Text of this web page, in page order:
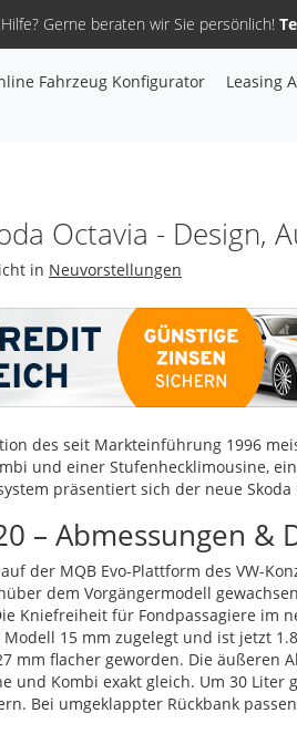
Gerne beraten wir Sie persönlich!
Fahrzeug Konfigurator Leasing
Octavia - Design,
in Neuvorstellungen
des seit Markteinführung 1996
und einer Stufenhecklimousine,
präsentiert sich der neue
– Abmessungen &
der MQB Evo-Plattform des VW-
dem Vorgängermodell
Kniefreiheit für Fondpassagiere im
15 mm zugelegt und ist jetzt
mm flacher geworden. Die äußeren
und Kombi exakt gleich. Um 30 Liter
Bei umgeklappter Rückbank
Sie